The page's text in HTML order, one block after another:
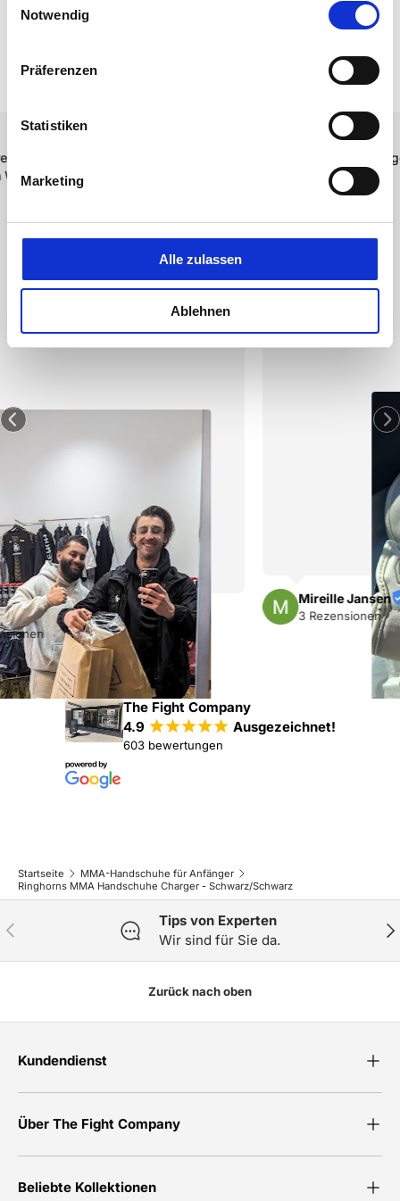
Notwendig
Präferenzen
Statistiken
Marketing
Alle zulassen
Ablehnen
vor 3 Monaten
gekauft.
Mireille Jansen
3 Rezensionen
The Fight Company
4.9 ¡¡¡¡¡ Ausgezeichnet!
603 bewertungen
Startseite
MMA-Handschuhe für Anfänger
Ringhorns MMA Handschuhe Charger - Schwarz/Schwarz
Vorherige
Tips von Experten
Wir sind für Sie da.
Zurück nach oben
Kundendienst
Über The Fight Company
Beliebte Kollektionen